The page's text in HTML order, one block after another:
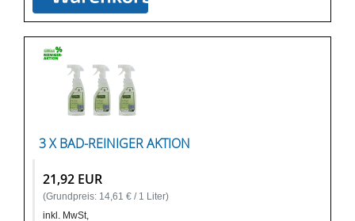
3 X BAD-REINIGER AKTION
21,92 EUR
(Grundpreis: 14,61 € / 1 Liter)
inkl. MwSt,